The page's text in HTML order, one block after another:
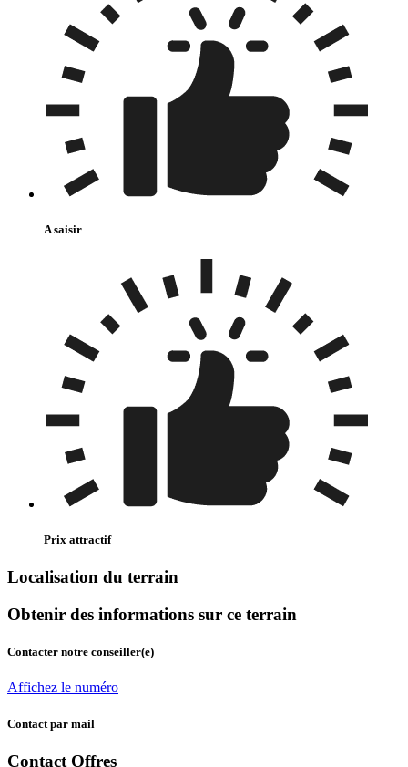
A saisir
Prix attractif
Localisation du terrain
Obtenir des informations sur ce terrain
Contacter notre conseiller(e)
Affichez le numéro
Contact par mail
Contact Offres